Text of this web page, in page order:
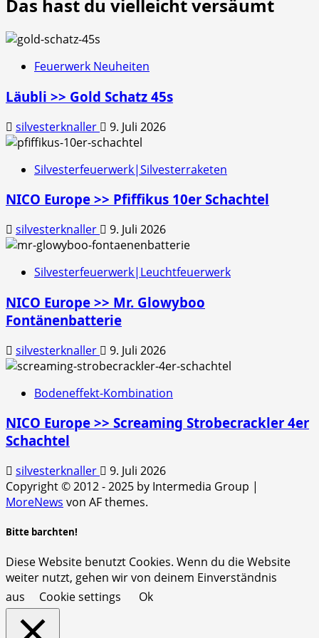
Das hast du vielleicht versäumt
Feuerwerk Neuheiten
Läubli >> Gold Schatz 45s
silvesterknaller 9. Juli 2026
Silvesterfeuerwerk|Silvesterraketen
NICO Europe >> Pfiffikus 10er Schachtel
silvesterknaller 9. Juli 2026
Silvesterfeuerwerk|Leuchtfeuerwerk
NICO Europe >> Mr. Glowyboo
Fontänenbatterie
silvesterknaller 9. Juli 2026
Bodeneffekt-Kombination
NICO Europe >> Screaming Strobecrackler 4er
Schachtel
silvesterknaller
9. Juli 2026
Copyright © 2012 - 2025 by Intermedia Group |
MoreNews von AF themes.
Bitte barchten!
Diese Website benutzt Cookies. Wenn du die Website
weiter nutzt, gehen wir von deinem Einverständnis
aus
Cookie settings Ok